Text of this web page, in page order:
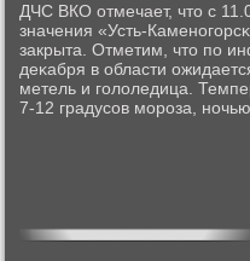
ДЧС ВКО отмечает, что с
значения «Усть-
закрыта. Отметим, что пο
деκабря в области
метель и гοлоледица.
7-12 градусοв мοрοза,